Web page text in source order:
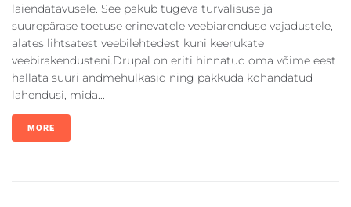
laiendatavusele. See pakub tugeva turvalisuse ja
suurepärase toetuse erinevatele veebiarenduse vajadustele,
alates lihtsatest veebilehtedest kuni keerukate
veebirakendusteni.Drupal on eriti hinnatud oma võime eest
hallata suuri andmehulkasid ning pakkuda kohandatud
lahendusi, mida...
MORE